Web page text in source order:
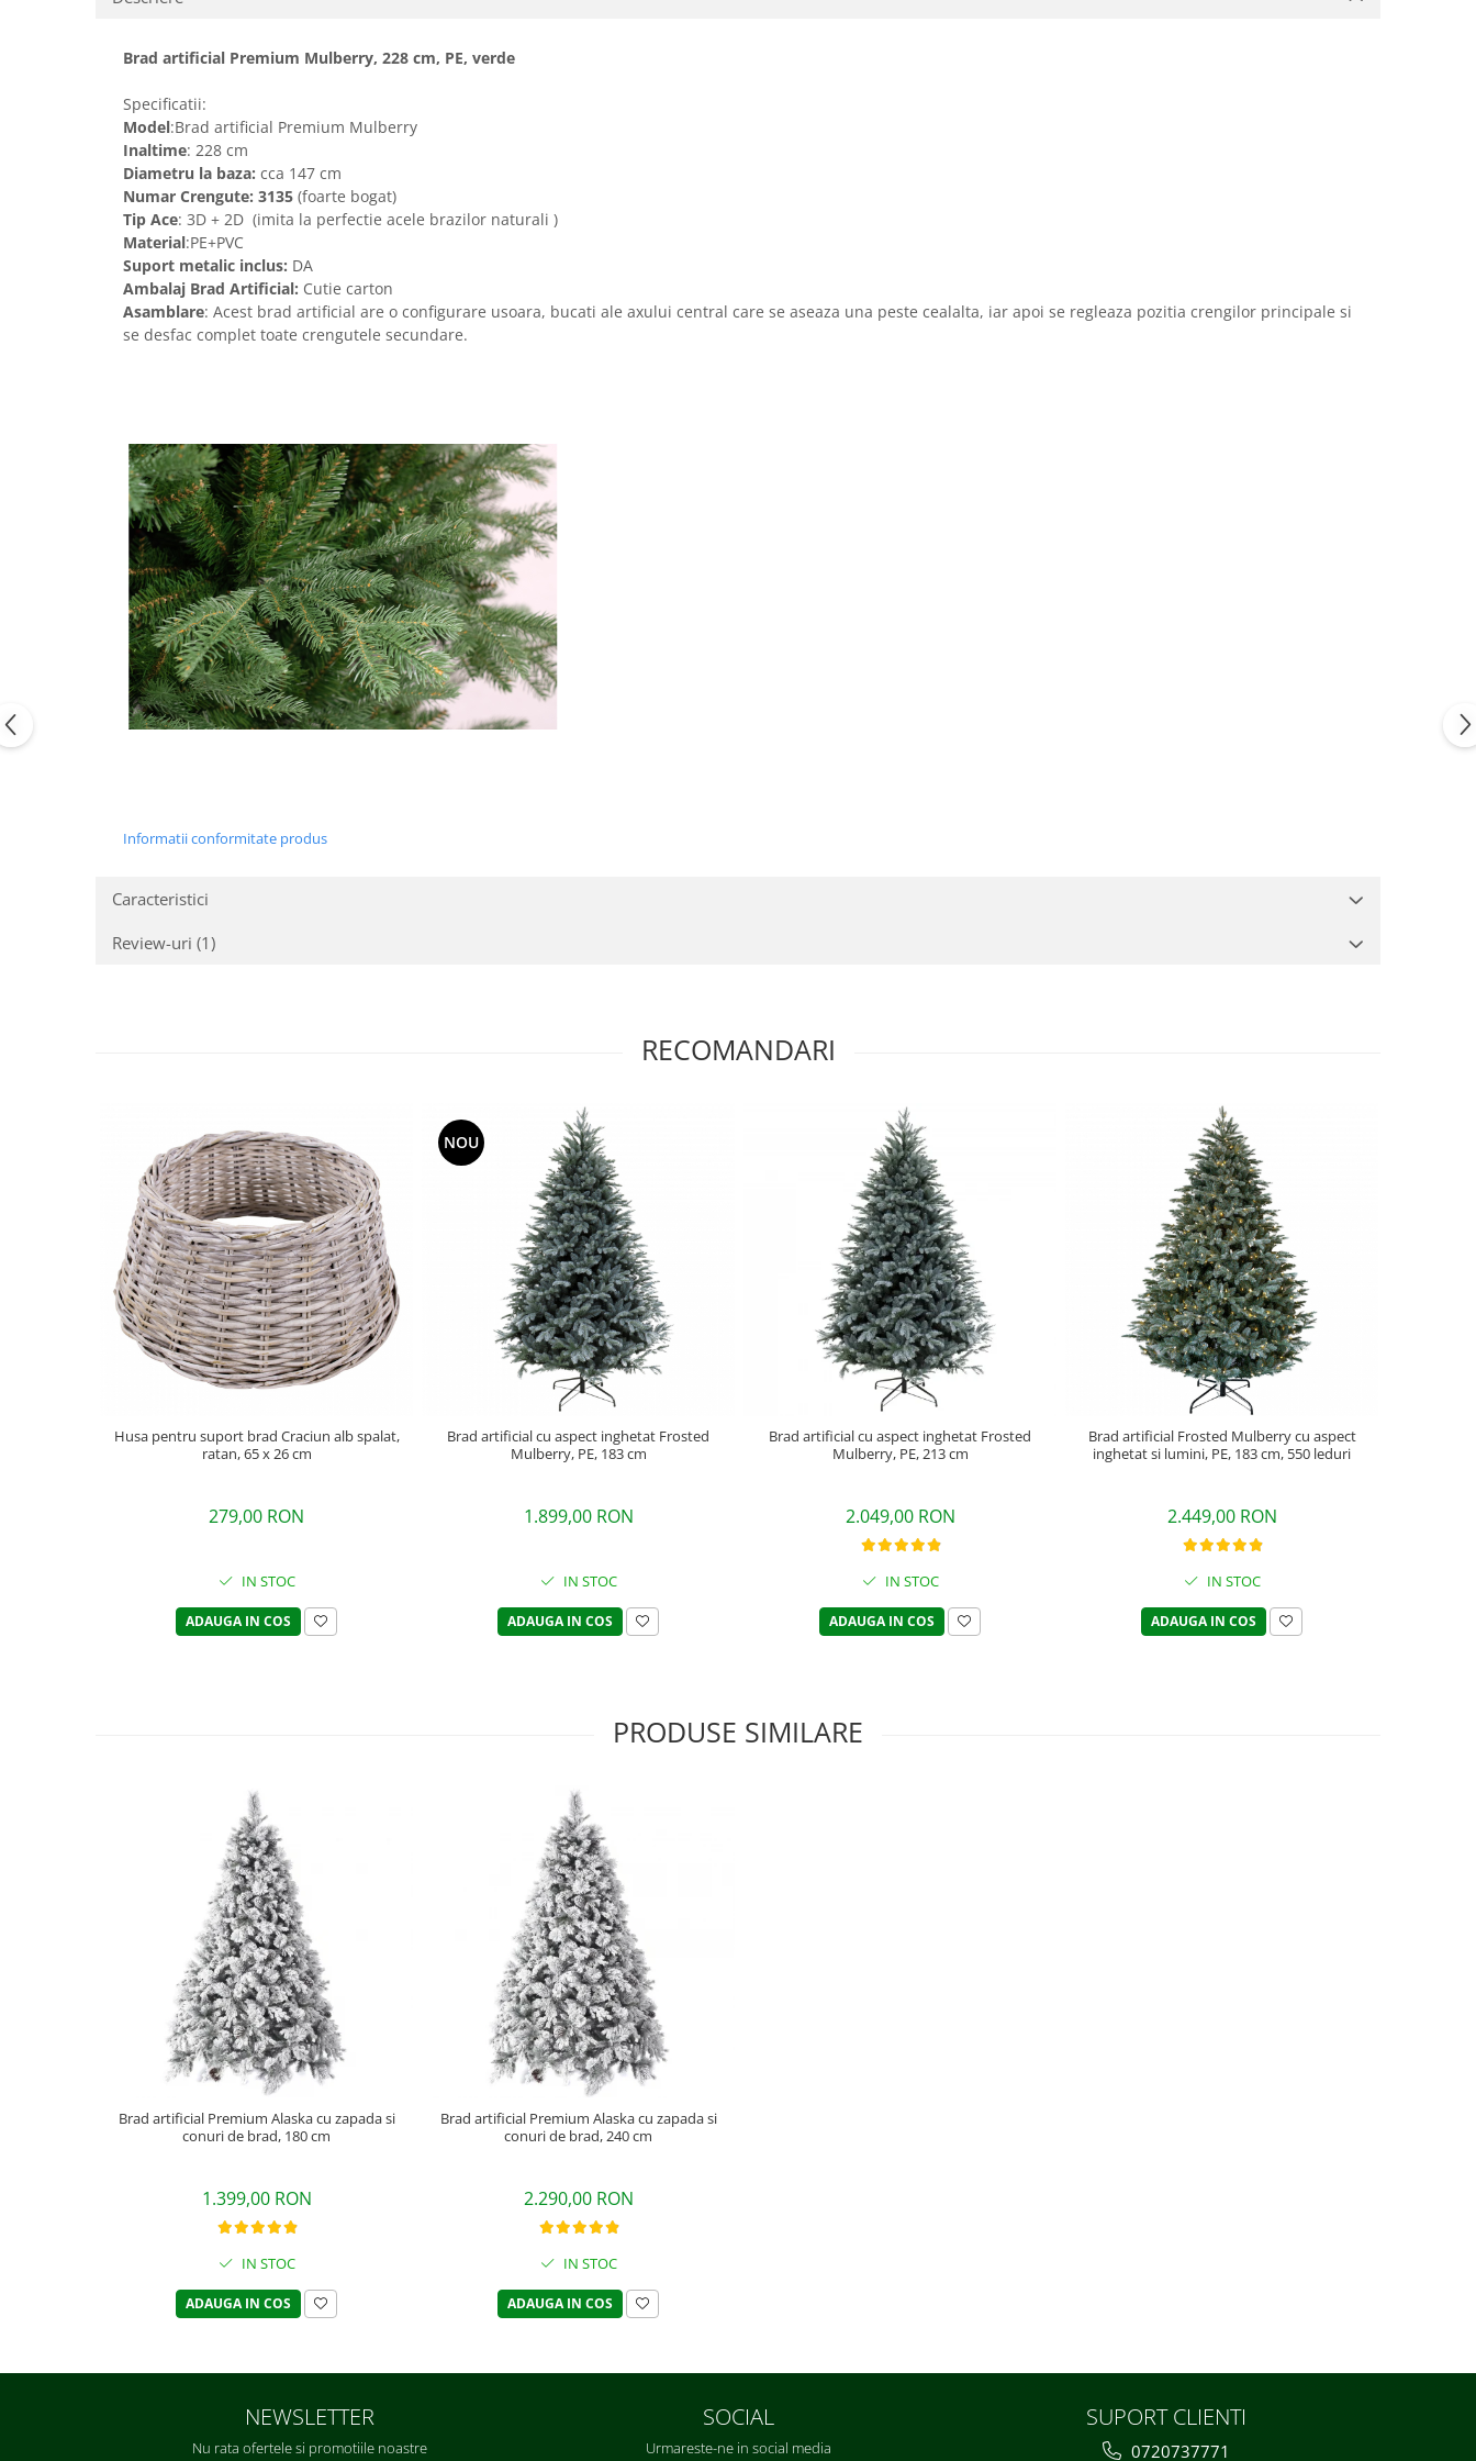
Brad artificial Premium Mulberry, 228 cm, PE, verde
Specificatii:
Model:Brad artificial Premium Mulberry
Inaltime: 228 cm
Diametru la baza: cca 147 cm
Numar Crengute: 3135 (foarte bogat)
Tip Ace: 3D + 2D (imita la perfectie acele brazilor naturali )
Material:PE+PVC
Suport metalic inclus: DA
Ambalaj Brad Artificial: Cutie carton
Asamblare: Acest brad artificial are o configurare usoara, bucati ale axului central care se aseaza una peste cealalta, iar apoi se regleaza pozitia crengilor principale si
se desfac complet toate crengutele secundare.
Informatii conformitate produs
Caracteristici
Review-uri (1)
RECOMANDARI
Husa pentru suport brad Craciun alb spalat,
ratan, 65 x 26 cm
279,00 RON
IN STOC
ADAUGA IN COS
NOU
Brad artificial cu aspect inghetat Frosted
Mulberry, PE, 183 cm
1.899,00 RON
IN STOC
ADAUGA IN COS
Brad artificial cu aspect inghetat Frosted
Mulberry, PE, 213 cm
2.049,00 RON
IN STOC
ADAUGA IN COS
Brad artificial Frosted Mulberry cu aspect
inghetat si lumini, PE, 183 cm, 550 leduri
2.449,00 RON
IN STOC
ADAUGA IN COS
PRODUSE SIMILARE
Brad artificial Premium Alaska cu zapada si
conuri de brad, 180 cm
1.399,00 RON
IN STOC
ADAUGA IN COS
Brad artificial Premium Alaska cu zapada si
conuri de brad, 240 cm
2.290,00 RON
IN STOC
ADAUGA IN COS
NEWSLETTER
Nu rata ofertele si promotiile noastre
SOCIAL
Urmareste-ne in social media
SUPORT CLIENTI
0720737771